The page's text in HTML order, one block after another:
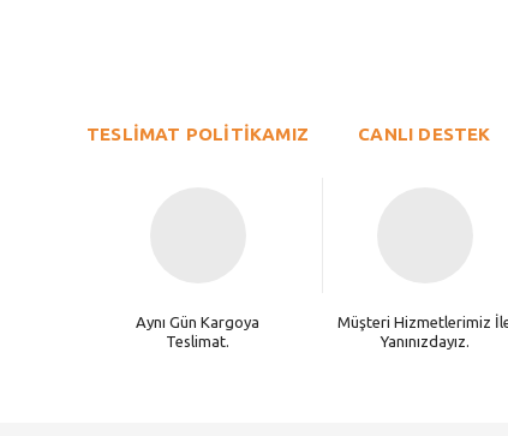
Ürün açıklamasında eksik bilgiler bulunuyor.
TESLİMAT POLİTİKAMIZ
Aynı Gün Kargoya
Teslimat.
CANLI DESTEK
Müşteri Hizmetlerimiz
Yanınızdayız.